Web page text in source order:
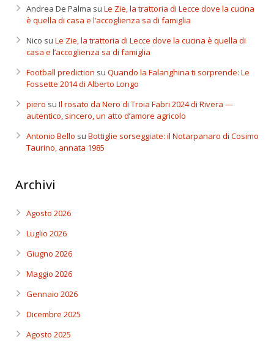
Andrea De Palma su Le Zie, la trattoria di Lecce dove la cucina
è quella di casa e l’accoglienza sa di famiglia
Nico su Le Zie, la trattoria di Lecce dove la cucina è quella di
casa e l’accoglienza sa di famiglia
Football prediction su Quando la Falanghina ti sorprende: Le
Fossette 2014 di Alberto Longo
piero su Il rosato da Nero di Troia Fabri 2024 di Rivera —
autentico, sincero, un atto d’amore agricolo
Antonio Bello su Bottiglie sorseggiate: il Notarpanaro di Cosimo
Taurino, annata 1985
Archivi
Agosto 2026
Luglio 2026
Giugno 2026
Maggio 2026
Gennaio 2026
Dicembre 2025
Agosto 2025